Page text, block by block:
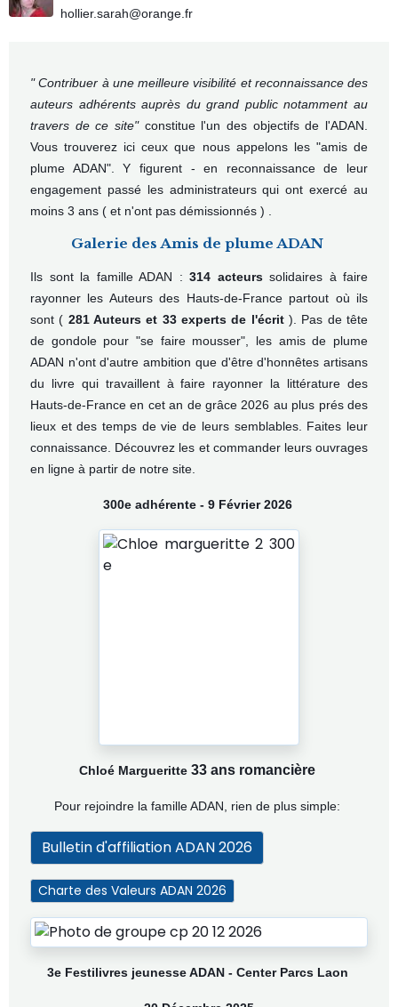
hollier.sarah@orange.fr
" Contribuer à une meilleure visibilité et reconnaissance des
auteurs adhérents auprès du grand public notamment au
travers de ce site" constitue l'un des objectifs de l'ADAN.
Vous trouverez ici ceux que nous appelons les "amis de
plume ADAN". Y figurent - en reconnaissance de leur
engagement passé les administrateurs qui ont exercé au
moins 3 ans ( et n'ont pas démissionnés ) .
Galerie des Amis de plume ADAN
Ils sont la famille ADAN : 314 acteurssolidaires à faire
rayonner les Auteurs des Hauts-de-France partout où ils
sont ( 281 Auteurs et 33 experts de l'écrit).
Pas de tête
de gondole pour "se faire mousser", les amis de plume
ADAN n'ont d'autre ambition que d'être d'honnêtes artisans
du livre qui travaillent à faire rayonner la littérature des
Hauts-de-France en cet an de grâce 2026 au plus prés des
lieux et des temps de vie de leurs semblables. Faites leur
connaissance. Découvrez les et commander leurs ouvrages
en ligne à partir de notre site.
300e adhérente - 9 Février 2026
Chloé Margueritte 33 ans romancière
Pour rejoindre la famille ADAN, rien de plus simple:
Bulletin d'affiliation ADAN 2026
Charte des Valeurs ADAN 2026
3e Festilivres jeunesse ADAN - Center Parcs Laon